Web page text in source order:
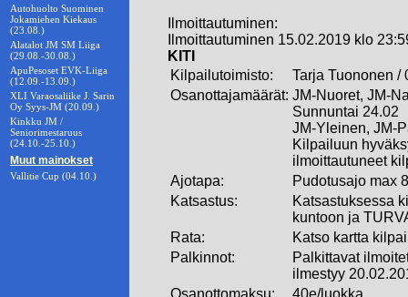
Autohuolto Suominen
Jokamiehen Kiekaus
(23.08.)
Alatalot JM SM Liiga
(29.08.-30.08.)
ApuPesoset EVK-Liiga
(12.09.-13.09.)
XLI Varaosaliike J. Sarin
Oy Syys-JM (20.09.)
Kinkku JM /
Seniorimestaruus
(24.10.-25.10.)
Muut mainokset
Vallitie Cup (04.10.)
Ilmoittautuminen:
Ilmoittautuminen 15.02.2019 klo
KITI
Kilpailutoimisto:
Tarja Tuononen /
Osanottajamäärät: JM-Nuoret, JM-
Sunnuntai 24.02
JM-Yleinen, JM-
Kilpailuun
ilmoittautuneet
Ajotapa:
Pudotusajo max
Katsastus:
Katsastuksessa
kuntoon ja
Rata:
Katso kartta
Palkinnot:
Palkittavat
ilmestyy
Osanottomaksu:
40e/luokka